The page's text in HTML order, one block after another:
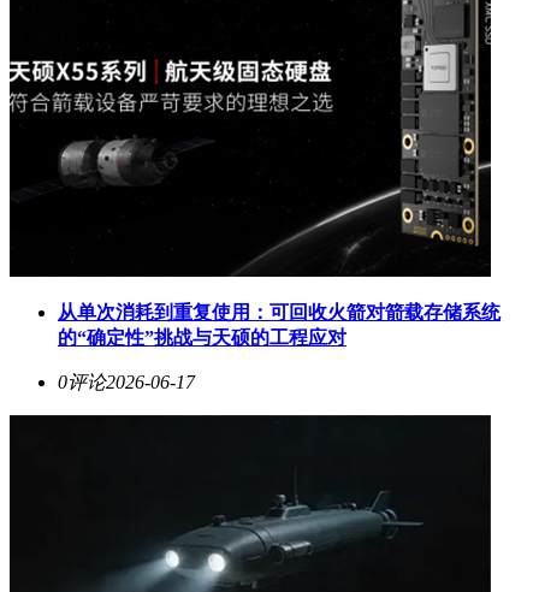
从单次消耗到重复使用：可回收火箭对箭载存储系统
的“确定性”挑战与天硕的工程应对
0评论2026-06-17